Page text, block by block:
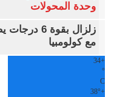
وحدة المحولات
زلزال
مع كولومبيا
+
34
°
C
+
38°